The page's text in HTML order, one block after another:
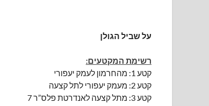
על שביל הגולן
רשימת המקטעים:
קטע 1: מהחרמון לעמק יעפורי
קטע 2: מעמק יעפורי לתל קצעה
קטע 3: מתל קצעה לאנדרטת פלס”ר 7